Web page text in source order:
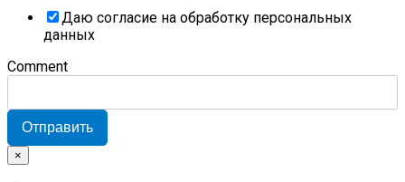
Даю согласие на обработку персональных
данных
Comment
Отправить
×